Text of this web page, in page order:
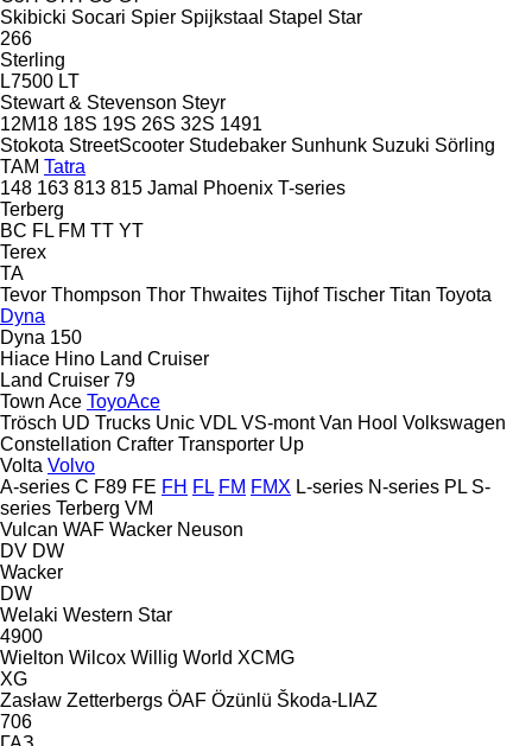
Skibicki Socari Spier Spijkstaal Stapel Star
266
Sterling
L7500 LT
Stewart & Stevenson Steyr
12M18 18S 19S 26S 32S 1491
Stokota StreetScooter Studebaker Sunhunk Suzuki Sörling
TAM Tatra
148 163 813 815 Jamal Phoenix T-series
Terberg
BC FL FM TT YT
Terex
TA
Tevor Thompson Thor Thwaites Tijhof Tischer Titan Toyota
Dyna
Dyna 150
Hiace Hino Land Cruiser
Land Cruiser 79
Town Ace ToyoAce
Trösch UD Trucks Unic VDL VS-mont Van Hool Volkswagen
Constellation Crafter Transporter Up
Volta Volvo
A-series C F89 FE FH FL FM FMX L-series N-series PL S-
series Terberg VM
Vulcan WAF Wacker Neuson
DV DW
Wacker
DW
Welaki Western Star
4900
Wielton Wilcox Willig World XCMG
XG
Zasław Zetterbergs ÖAF Özünlü Škoda-LIAZ
706